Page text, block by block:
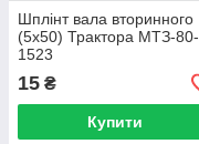
Шплінт вала вторинного
(5х50) Трактора МТЗ-80-
1523
15 ₴
Купити